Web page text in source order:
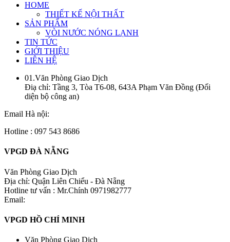
HOME
THIẾT KẾ NỘI THẤT
SẢN PHẨM
VÒI NƯỚC NÓNG LẠNH
TIN TỨC
GIỚI THIỆU
LIÊN HỆ
01.Văn Phòng Giao Dịch
Điạ chỉ: Tầng 3, Tòa T6-08, 643A Phạm Văn Đồng (Đối
diện bộ công an)
Email Hà nội:
Hotline : 097 543 8686
VPGD ĐÀ NẴNG
Văn Phòng Giao Dịch
Địa chỉ: Quận Liên Chiểu - Đà Nẵng
Hotline tư vấn : Mr.Chính 0971982777
Email:
VPGD HỒ CHÍ MINH
Văn Phòng Giao Dịch